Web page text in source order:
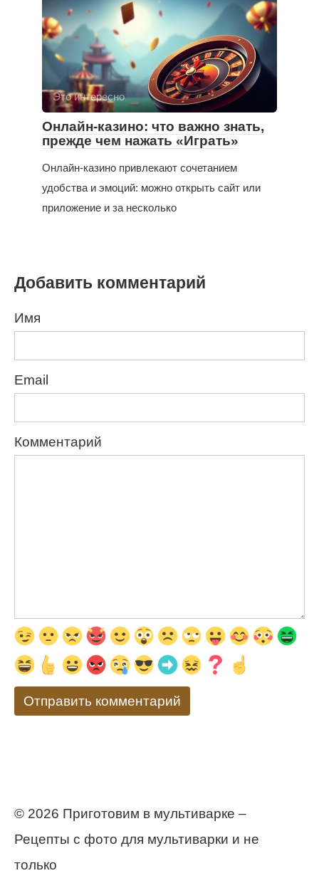
Это интересно
Онлайн-казино: что важно знать,
прежде чем нажать «Играть»
Онлайн-казино привлекают сочетанием
удобства и эмоций: можно открыть сайт или
приложение и за несколько
Добавить комментарий
Имя
Email
Комментарий
© 2026 Приготовим в мультиварке –
Рецепты с фото для мультиварки и не
только